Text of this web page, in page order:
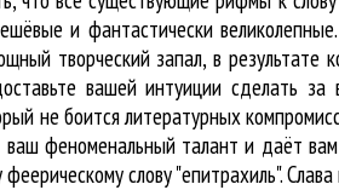
и фантастически
творческий запал, в результате
вашей интуиции сделать
не боится литературных
феноменальный талант и даёт
слову "епитрахиль".